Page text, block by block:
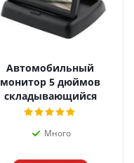
Автомобильный
монитор 5 дюймов
складывающийся
Много